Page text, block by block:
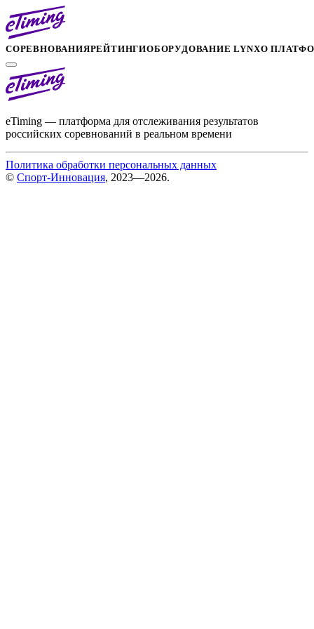
СОРЕВНОВАНИЯРЕЙТИНГИОБОРУДОВАНИЕ LYNXО
eTiming — платформа для отслеживания результатов
российских соревнований в реальном времени
Политика обработки персональных данных
© Спорт-Инновация, 2023—2026.